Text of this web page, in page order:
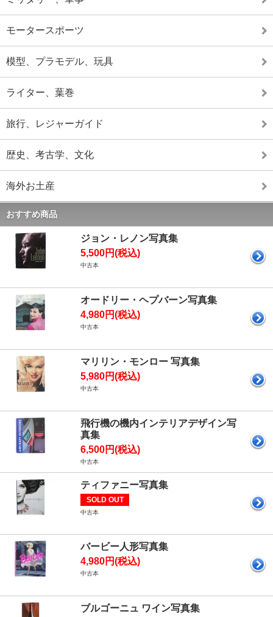
モータースポーツ
模型、プラモデル、玩具
ライター、葉巻
旅行、レジャーガイド
歴史、考古学、文化
海外お土産
おすすめ商品
ジョン・レノン写真集
5,500円(税込)
中古本
オードリー・ヘプバーン写真集
4,980円(税込)
中古本
マリリン・モンロー 写真集
5,980円(税込)
中古本
飛行機の機内インテリアデザイン写
真集
6,500円(税込)
中古本
ティファニー写真集
SOLD OUT
中古本
バービー人形写真集
4,980円(税込)
中古本
ブルゴーニュ ワイン写真集